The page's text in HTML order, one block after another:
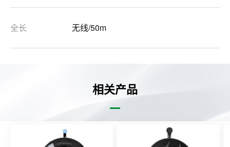
全长 无线/50m
相关产品